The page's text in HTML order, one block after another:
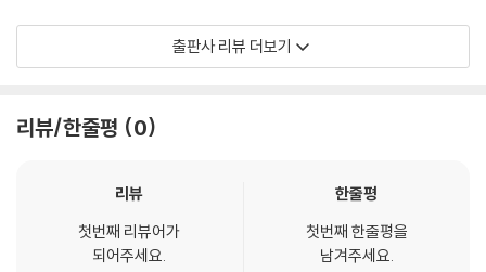
에 나섭니다. 첫 번째 경고로, 작은 자재 창고에서 불이 나거나 그와 비슷한
일이 벌어지죠. 두 번째 경고가 이어집니다. 밤늦게, 열한 시쯤 집으로 돌아
가는 길에 총알이 스쳐 지나가는 거지요…….”
력을 가진 자들이 바로 법을 만드는 자들이었다. 법이 성문화되어 있어 변
하지 않으며 모두에게 평등하다는 사실을 정보원은 절대 믿지 않았고 믿을
수도 없었다. 부자와 가난한 자 사이에, 배운 사람과 무지한 사람 사이에는
20세기 이탈리아 문학을 대표하는 작가이자 행동하는 지식인 레오나르도
샤샤의 대표작 『올빼미의 낮』이 민음사 세계문학전집으로 출간되었다. 19
장을 불러일으켰다. 샤샤는 범죄 소설이나 추리 소설의 개념을 포괄하는
폐되고 정의가 실패하는 사회 구조 자체를 집요하게 추적했다. 『올빼미의
하는가”라는 질문을 던지는 정치 소설의 고전이다.
출판사 리뷰 더보기
리뷰/한줄평 0
리뷰
첫번째 리뷰어가
되어주세요.
한줄평
첫번째 한줄평을
남겨주세요.